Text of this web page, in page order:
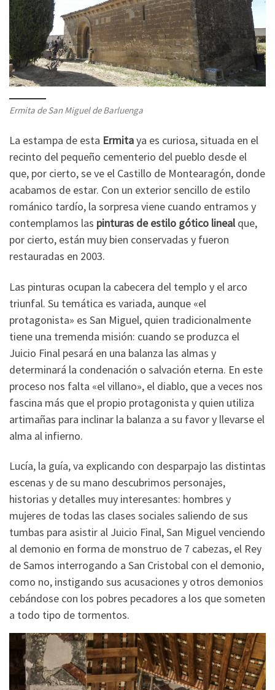
Ermita de San Miguel de Barluenga
La estampa de esta Ermitaya es curiosa, situada en el
recinto del pequeño cementerio del pueblo desde el
que, por cierto, se ve el Castillo de Montearagón, donde
acabamos de estar. Con un exterior sencillo de estilo
románico tardío, la sorpresa viene cuando entramos y
contemplamos las pinturas de estilo gótico linealque,
por cierto, están muy bien conservadas y fueron
restauradas en 2003.
Las pinturas ocupan la cabecera del templo y el arco
triunfal. Su temática es variada, aunque «el
protagonista» es San Miguel, quien tradicionalmente
tiene una tremenda misión: cuando se produzca el
Juicio Final pesará en una balanza las almas y
determinará la condenación o salvación eterna. En este
proceso nos falta «el villano», el diablo, que a veces nos
fascina más que el propio protagonista y quien utiliza
artimañas para inclinar la balanza a su favor y llevarse el
alma al infierno.
Lucía, la guía, va explicando con desparpajo las distintas
escenas y de su mano descubrimos personajes,
historias y detalles muy interesantes: hombres y
mujeres de todas las clases sociales saliendo de sus
tumbas para asistir al Juicio Final, San Miguel venciendo
al demonio en forma de monstruo de 7 cabezas, el Rey
de Samos interrogando a San Cristobal con el demonio,
como no, instigando sus acusaciones y otros demonios
cebándose con los pobres pecadores a los que someten
a todo tipo de tormentos.